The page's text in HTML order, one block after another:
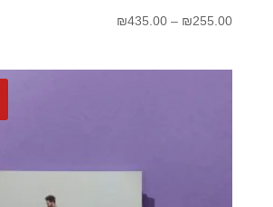
₪255.00
–
₪435.00
טווח